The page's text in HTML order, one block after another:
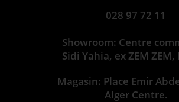
028 97 72 11
Showroom: Centre
Sidi Yahia, ex ZEM
Magasin: Place Emir
Alger Centre.